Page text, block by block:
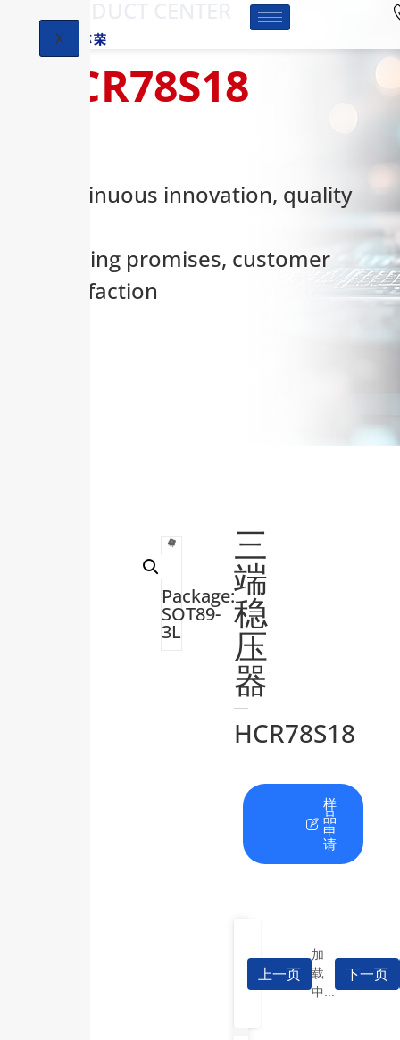
X
HCR78S18
Continuous innovation, quality
keeping promises, customer
satisfaction
Package:
SOT89-
3L
三
端
稳
压
器
HCR78S18
料
下
样
品
申
请
上一页
加
载
中...
下一页